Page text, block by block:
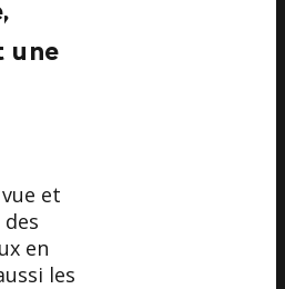
une
et
en
les